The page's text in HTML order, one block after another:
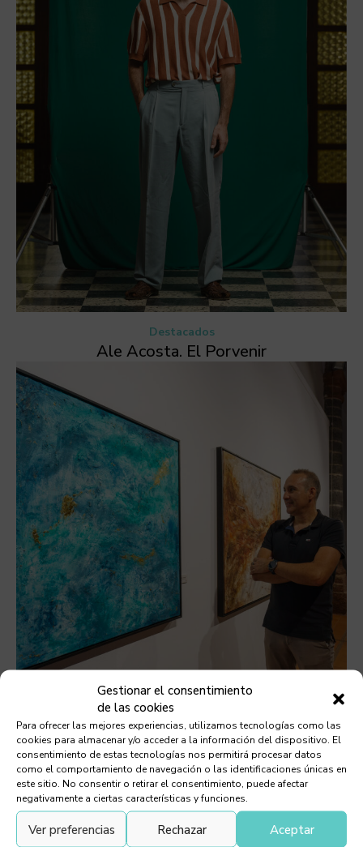
Gestionar el consentimiento
de las cookies
Para ofrecer las mejores experiencias, utilizamos tecnologías como las
cookies para almacenar y/o acceder a la información del dispositivo. El
consentimiento de estas tecnologías nos permitirá procesar datos
como el comportamiento de navegación o las identificaciones únicas en
este sitio. No consentir o retirar el consentimiento, puede afectar
negativamente a ciertas características y funciones.
Aceptar
Rechazar
Ver preferencias
Destacados
Ale Acosta. El Porvenir
Destacados
Javier Sosa, informático y pintor